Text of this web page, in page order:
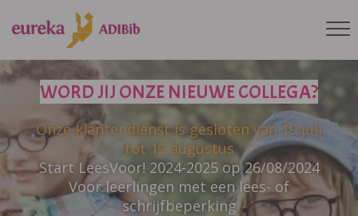
WORD JIJ ONZE NIEUWE COLLEGA?
Onze klantendienst is gesloten van 19 juli
tot 12 augustus
Start LeesVoor! 2024-2025 op 26/08/2024
Voor leerlingen met een lees- of
schrijfbeperking